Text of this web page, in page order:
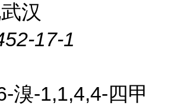
汉
17-1
溴-1,1,4,4-四甲